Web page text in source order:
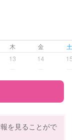
談
木 金
13 14
を見ることがで